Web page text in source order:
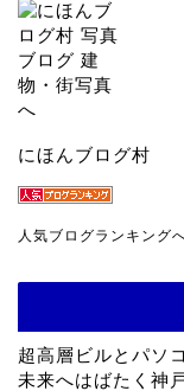
にほんブログ村
人気ブログランキング
超高層ビルとパソ
未来へはばたく神